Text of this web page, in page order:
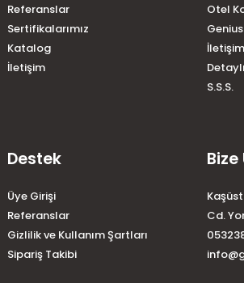
Referanslar
Sertifikalarımız
Katalog
İletişim
Otel
İletişim
S.S.S.
Destek
Üye Girişi
Referanslar
Gizlilik ve Kullanım Şartları
Sipariş Takibi
Bize
Cd.